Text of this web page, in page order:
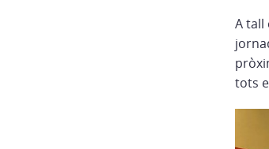
A tall
tots